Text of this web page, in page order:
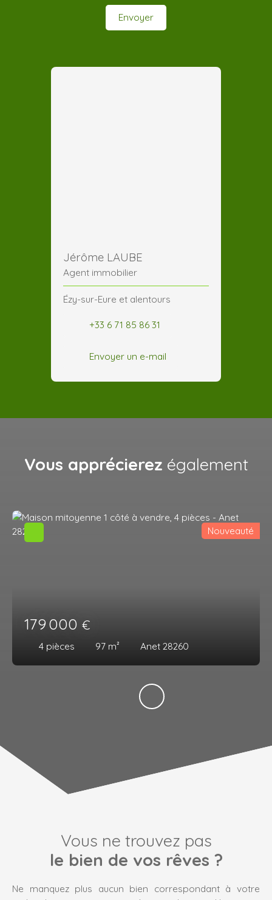
Envoyer
Jérôme LAUBE
Agent immobilier
Ézy-sur-Eure et alentours
+33 6 71 85 86 31
Envoyer un e-mail
Vous apprécierez également
179 000 €
4 pièces 97 m² Anet 28260
Nouveauté
Vous ne trouvez pas
le bien de vos rêves ?
Ne manquez plus aucun bien correspondant à votre